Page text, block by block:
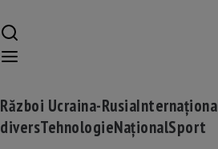
Război Ucraina-Rusia
diversTehnologieNaționalSport